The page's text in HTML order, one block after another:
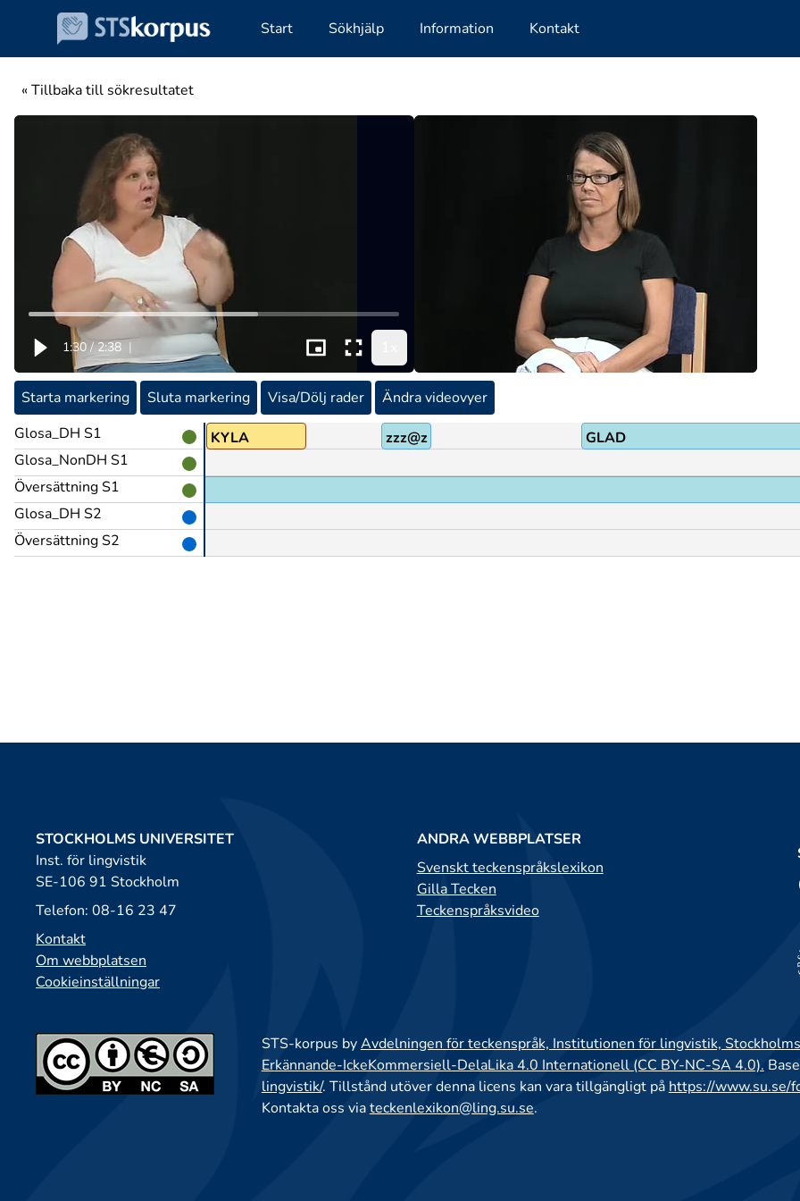
Start Sökhjälp Information Kontakt
« Tillbaka till sökresultatet
1:30 / 2:38 |
Starta markering Sluta markering Visa/Dölj rader
Ändra videovyer
Glosa_DH S1
Glosa_NonDH S1
Översättning S1
Glosa_DH S2
Översättning S2
KYLA zzz@z GLAD
STOCKHOLMS UNIVERSITET
Inst. för lingvistik
SE-106 91 Stockholm
Telefon: 08-16 23 47
Kontakt
Om webbplatsen
Cookieinställningar
ANDRA WEBBPLATSER
Svenskt teckenspråkslexikon
Gilla Tecken
Teckenspråksvideo
STS-korpus byAvdelningen för teckenspråk, Institutionen för lingvistik,
Erkännande-IckeKommersiell-DelaLika 4.0 Internationell (CC BY-NC-SA 4.0).
lingvistik/. Tillstånd utöver denna licens kan vara tillgängligt på https://www.su.se/
Kontakta oss viateckenlexikon@ling.su.se.